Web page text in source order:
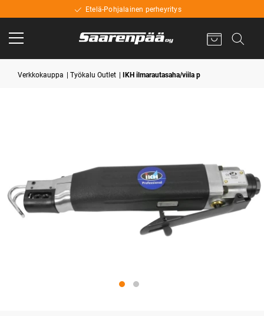
Etelä-Pohjalainen perheyritys
Verkkokauppa Työkalu Outlet IKH ilmarautasaha/viila p